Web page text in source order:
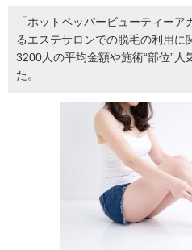
「ホットペッパービューティー
るエステサロンでの脱毛の利用に
3200人の平均金額や施術“部位”人
た。